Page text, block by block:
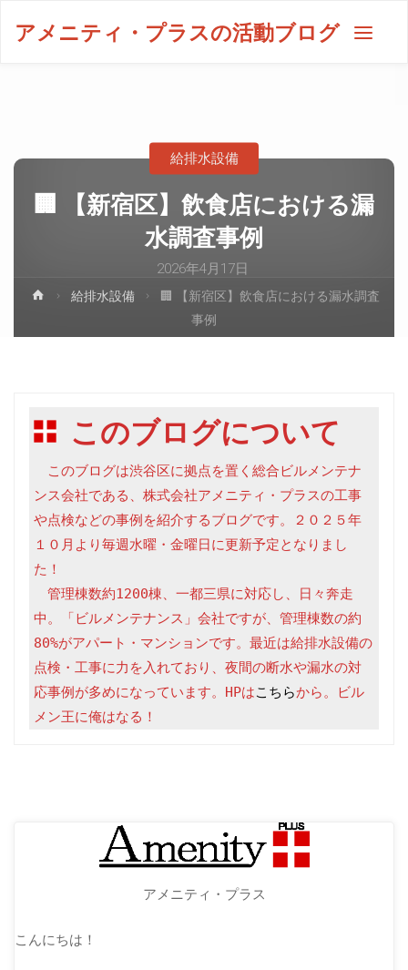
アメニティ・プラスの活動ブログ
🏢 【新宿区】飲食店における漏
水調査事例
2026年4月17日
給排水設備
給排水設備
🏢 【新宿区】飲食店における漏水調査
事例
このブログについて
このブログは渋谷区に拠点を置く総合ビルメンテナ
ンス会社である、株式会社アメニティ・プラスの工事
や点検などの事例を紹介するブログです。２０２５年
１０月より毎週水曜・金曜日に更新予定となりまし
た！
管理棟数約1200棟、一都三県に対応し、日々奔走
中。「ビルメンテナンス」会社ですが、管理棟数の約
80%がアパート・マンションです。最近は給排水設備の
点検・工事に力を入れており、夜間の断水や漏水の対
応事例が多めになっています。HPはこちらから。ビル
メン王に俺はなる！
アメニティ・プラス
こんにちは！